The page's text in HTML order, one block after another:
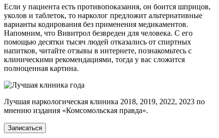
Если у пациента есть противопоказания, он боится шприцов,
уколов и таблеток, то нарколог предложит альтернативные
варианты кодирования без применения медикаментов.
Напомним, что Вивитрол безвреден для человека. С его
помощью десятки тысяч людей отказались от спиртных
напитков, читайте отзывы в интернете, познакомьтесь с
клиническими рекомендациями, тогда у вас сложится
полноценная картина.
Лучшая наркологическая клиника 2018, 2019, 2022, 2023 по
мнению издания «Комсомольская правда».
Записаться